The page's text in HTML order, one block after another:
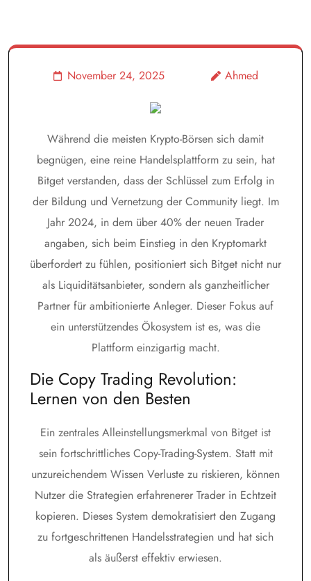
November 24, 2025 Ahmed
Während die meisten Krypto-Börsen sich damit
begnügen, eine reine Handelsplattform zu sein, hat
Bitget verstanden, dass der Schlüssel zum Erfolg in
der Bildung und Vernetzung der Community liegt. Im
Jahr 2024, in dem über 40% der neuen Trader
angaben, sich beim Einstieg in den Kryptomarkt
überfordert zu fühlen, positioniert sich Bitget nicht nur
als Liquiditätsanbieter, sondern als ganzheitlicher
Partner für ambitionierte Anleger. Dieser Fokus auf
ein unterstützendes Ökosystem ist es, was die
Plattform einzigartig macht.
Die Copy Trading Revolution:
Lernen von den Besten
Ein zentrales Alleinstellungsmerkmal von Bitget ist
sein fortschrittliches Copy-Trading-System. Statt mit
unzureichendem Wissen Verluste zu riskieren, können
Nutzer die Strategien erfahrenerer Trader in Echtzeit
kopieren. Dieses System demokratisiert den Zugang
zu fortgeschrittenen Handelsstrategien und hat sich
als äußerst effektiv erwiesen.